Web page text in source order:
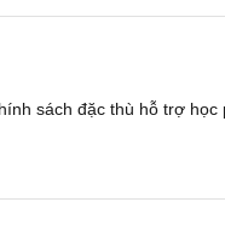
sách đặc thù hỗ trợ học